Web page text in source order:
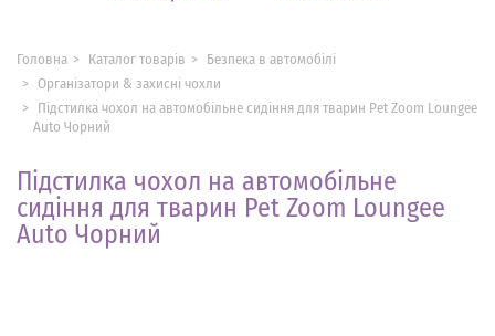
Головна Каталог товарів
Безпека в автомобілі
Організатори & захисні чохли
Підстилка чохол на автомобільне сидіння для тварин Pet Zoom Loungee
Auto Чорний
Підстилка чохол на автомобільне
сидіння для тварин Pet Zoom Loungee
Auto Чорний